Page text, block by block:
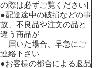
の際は必ずご覧ください]
●配送途中の破損などの事
故、不良品や注文の品と
違う商品が
届いた場合、早急にご
連絡下さい
●お客様の都合による返品